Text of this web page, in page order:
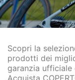
Scopri la
prodotti dei
garanzia ufficiale